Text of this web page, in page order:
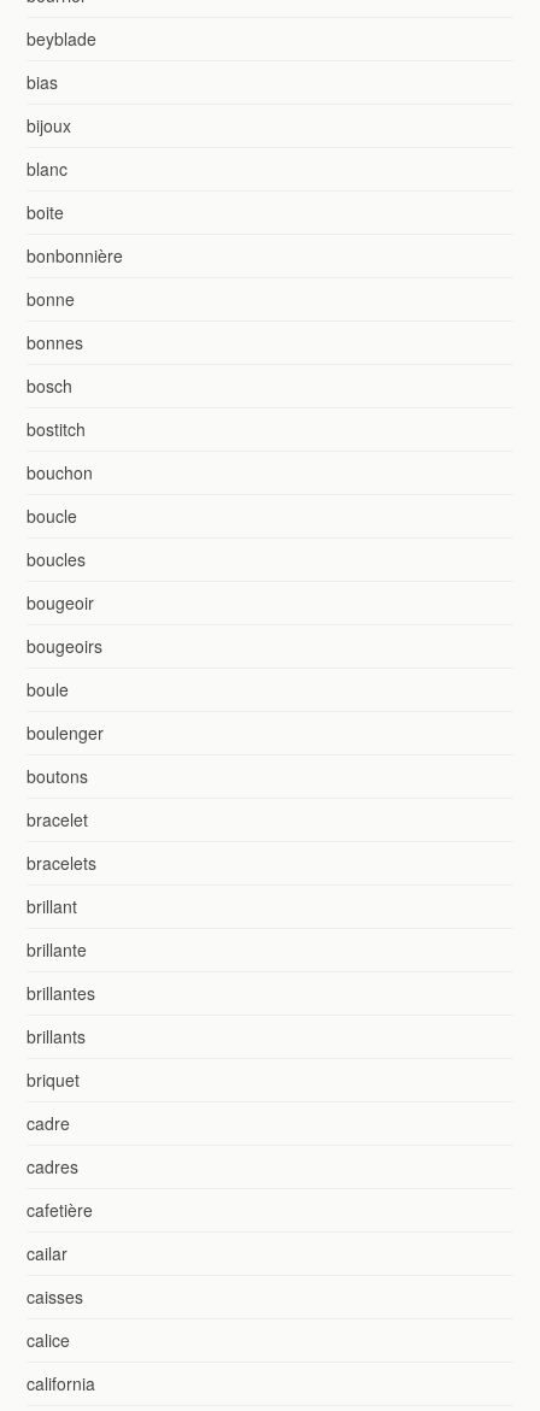
beyblade
bias
bijoux
blanc
boite
bonbonnière
bonne
bonnes
bosch
bostitch
bouchon
boucle
boucles
bougeoir
bougeoirs
boule
boulenger
boutons
bracelet
bracelets
brillant
brillante
brillantes
brillants
briquet
cadre
cadres
cafetière
cailar
caisses
calice
california